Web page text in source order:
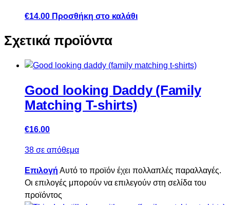
€14.00 Προσθήκη στο καλάθι
Σχετικά προϊόντα
Good looking Daddy (Family
Matching T-shirts)
€16.00
38 σε απόθεμα
Επιλογή Αυτό το προϊόν έχει πολλαπλές παραλλαγές.
Οι επιλογές μπορούν να επιλεγούν στη σελίδα του
προϊόντος